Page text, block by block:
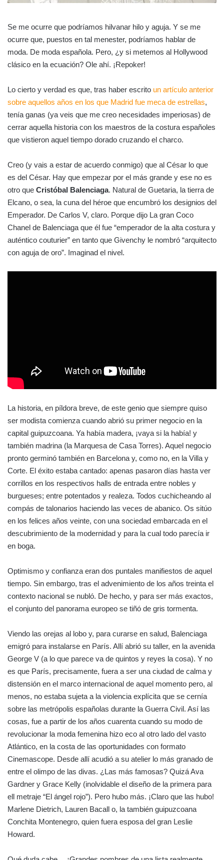
Se me ocurre que podríamos hilvanar hilo y aguja. Y se me
ocurre que, puestos en tal menester, podríamos hablar de
moda. De moda española. Pero, ¿y si metemos al Hollywood
clásico en la ecuación? Ole ahí. ¡Repoker!
Lo cierto y verdad es que, tras haber escrito un artículo anterior
sobre aquellos años en los que Madrid fue meca de estrellas,
tenía ganas (ya veis que me creo necesidades imperiosas) de
cerrar aquella historia con los maestros de la costura españoles
que vistieron aquel tiempo dorado cruzando el charco.
Creo (y vais a estar de acuerdo conmigo) que al César lo que
es del César. Hay que empezar por el más grande y ese no es
otro que Cristóbal Balenciaga. Natural de Guetaria, la tierra de
Elcano, o sea, la cuna del héroe que encumbró los designios del
Emperador. De Carlos V, claro. Porque dijo La gran Coco
Chanel de Balenciaga que él fue “emperador de la alta costura y
auténtico couturier” en tanto que Givenchy le nombró “arquitecto
con aguja de oro”. Imaginad el nivel.
La historia, en píldora breve, de este genio que siempre quiso
ser modista comienza cuando abrió su primer negocio en la
capital guipuzcoana. Ya había madera, ¡vaya si la había! y
también madrina (la Marquesa de Casa Torres). Aquel negocio
pronto germinó también en Barcelona y, como no, en la Villa y
Corte. El éxito estaba cantado: apenas pasaron días hasta ver
corrillos en los respectivos halls de entrada entre nobles y
burgueses; entre potentados y realeza. Todos cuchicheando al
compás de talonarios haciendo las veces de abanico. Os sitúo
en los felices años veinte, con una sociedad embarcada en el
descubrimiento de la modernidad y para la cual todo parecía ir
en boga.
Optimismo y confianza eran dos puntales manifiestos de aquel
tiempo. Sin embargo, tras el advenimiento de los años treinta el
contexto nacional se nubló. De hecho, y para ser más exactos,
el conjunto del panorama europeo se tiñó de gris tormenta.
Viendo las orejas al lobo y, para curarse en salud, Balenciaga
emigró para instalarse en París. Allí abrió su taller, en la avenida
George V (a lo que parece va de quintos y reyes la cosa). Y no
es que París, precisamente, fuera a ser una ciudad de calma y
distensión en el marco internacional de aquel momento pero, al
menos, no estaba sujeta a la violencia explícita que se cernía
sobre las metrópolis españolas durante la Guerra Civil. Así las
cosas, fue a partir de los años cuarenta cuando su modo de
revolucionar la moda femenina hizo eco al otro lado del vasto
Atlántico, en la costa de las oportunidades con formato
Cinemascope. Desde allí acudió a su atelier lo más granado de
entre el olimpo de las divas. ¿Las más famosas? Quizá Ava
Gardner y Grace Kelly (inolvidable el diseño de la primera para
ell metraje “El ángel rojo”). Pero hubo más. ¡Claro que las hubo!
Marlene Dietrich, Lauren Bacall o, la también guipuzcoana
Conchita Montenegro, quien fuera esposa del gran Leslie
Howard.